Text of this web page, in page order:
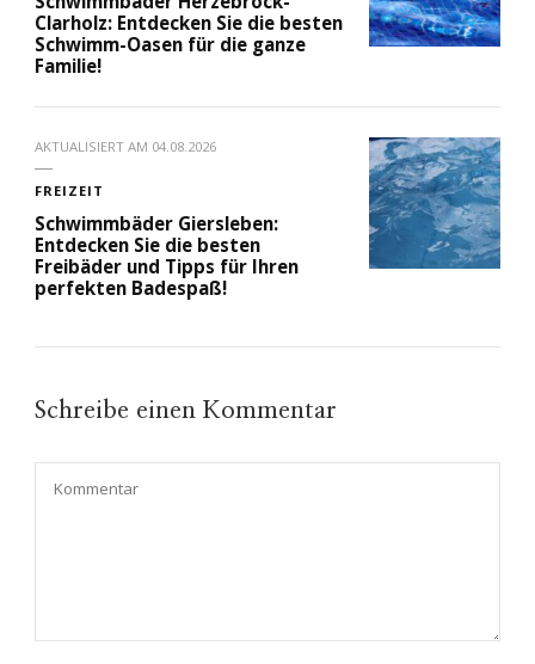
Clarholz: Entdecken Sie die besten
Schwimm-Oasen für die ganze
Familie!
AKTUALISIERT AM 04.08.2026
FREIZEIT
Schwimmbäder Giersleben:
Entdecken Sie die besten
Freibäder und Tipps für Ihren
perfekten Badespaß!
Schreibe einen Kommentar